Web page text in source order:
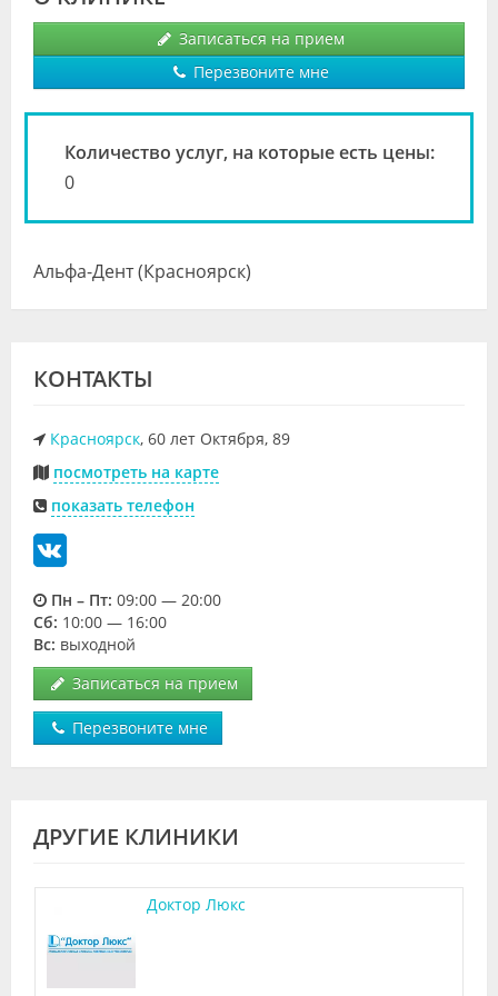
Видео
Клиники
Специалисты
Записаться на прием
Перезвоните мне
Количество услуг, на которые есть цены:
0
Альфа-Дент (Красноярск)
КОНТАКТЫ
Красноярск, 60 лет Октября, 89
посмотреть на карте
показать телефон
Пн – Пт: 09:00 — 20:00
Cб: 10:00 — 16:00
Вс: выходной
Записаться на прием
Перезвоните мне
ДРУГИЕ КЛИНИКИ
Доктор Люкс